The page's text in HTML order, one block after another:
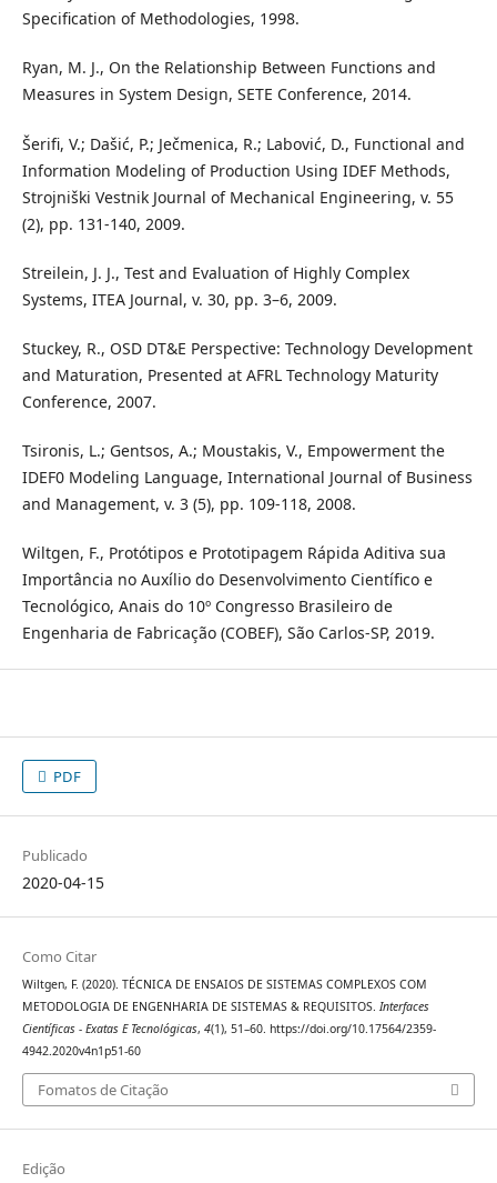
Specification of Methodologies, 1998.
Ryan, M. J., On the Relationship Between Functions and
Measures in System Design, SETE Conference, 2014.
Šerifi, V.; Dašić, P.; Ječmenica, R.; Labović, D., Functional and
Information Modeling of Production Using IDEF Methods,
Strojniški Vestnik Journal of Mechanical Engineering, v. 55
(2), pp. 131-140, 2009.
Streilein, J. J., Test and Evaluation of Highly Complex
Systems, ITEA Journal, v. 30, pp. 3–6, 2009.
Stuckey, R., OSD DT&E Perspective: Technology Development
and Maturation, Presented at AFRL Technology Maturity
Conference, 2007.
Tsironis, L.; Gentsos, A.; Moustakis, V., Empowerment the
IDEF0 Modeling Language, International Journal of Business
and Management, v. 3 (5), pp. 109-118, 2008.
Wiltgen, F., Protótipos e Prototipagem Rápida Aditiva sua
Importância no Auxílio do Desenvolvimento Científico e
Tecnológico, Anais do 10º Congresso Brasileiro de
Engenharia de Fabricação (COBEF), São Carlos-SP, 2019.
PDF
Publicado
2020-04-15
Como Citar
Wiltgen, F. (2020). TÉCNICA DE ENSAIOS DE SISTEMAS COMPLEXOS COM
METODOLOGIA DE ENGENHARIA DE SISTEMAS & REQUISITOS. Interfaces
Científicas - Exatas E Tecnológicas, 4(1), 51–60. https://doi.org/10.17564/2359-
4942.2020v4n1p51-60
Fomatos de Citação
Edição